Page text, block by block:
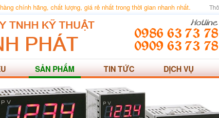
chính hãng, chất lượng, giá rẻ nhất trong thời gian nhanh nhất.
SẢN PHẨM TIN TỨC DỊCH VỤ